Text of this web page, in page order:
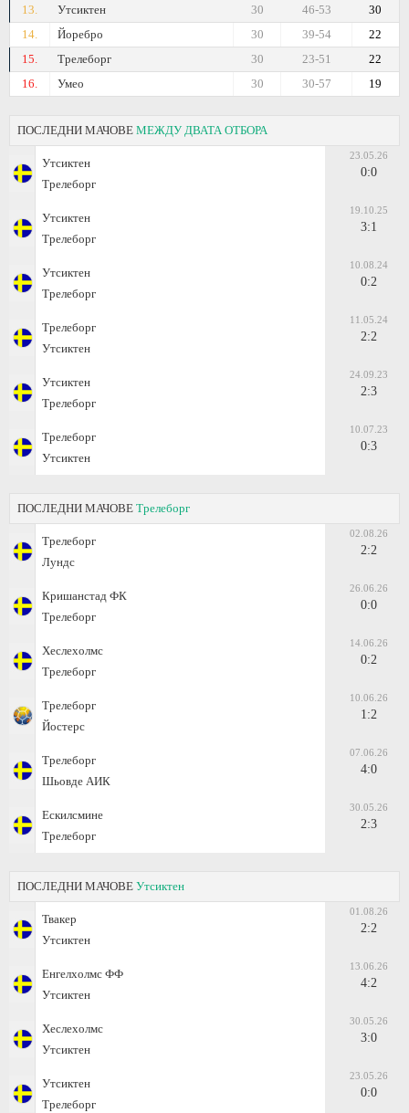
13. Утсиктен 30
46-53
30
14.
Йоребро 22
39-54
30
15.
Трелеборг 22
23-51
30
16.
Умео 19
30-57
30
ПОСЛЕДНИ МАЧОВЕ МЕЖДУ ДВАТА ОТБОРА
Утсиктен
Трелеборг
23.05.26
0:0
Утсиктен
Трелеборг
19.10.25
3:1
Утсиктен
Трелеборг
10.08.24
0:2
Трелеборг
Утсиктен
11.05.24
2:2
Утсиктен
Трелеборг
24.09.23
2:3
Трелеборг
Утсиктен
10.07.23
0:3
ПОСЛЕДНИ МАЧОВЕ Трелеборг
Трелеборг
Лундс
02.08.26
2:2
Кришанстад ФК
Трелеборг
26.06.26
0:0
Хеслехолмс
Трелеборг
14.06.26
0:2
Трелеборг
Йостерс
10.06.26
1:2
Трелеборг
Шьовде АИК
07.06.26
4:0
Ескилсмине
Трелеборг
30.05.26
2:3
ПОСЛЕДНИ МАЧОВЕ Утсиктен
Твакер
Утсиктен
01.08.26
2:2
Енгелхолмс ФФ
Утсиктен
13.06.26
4:2
Хеслехолмс
Утсиктен
30.05.26
3:0
Утсиктен
Трелеборг
23.05.26
0:0